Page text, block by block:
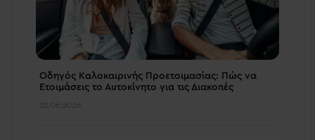
Οδηγός Καλοκαιρινής Προετοιμασίας: Πώς να
Ετοιμάσεις το Αυτοκίνητο για τις Διακοπές
22.06.2026